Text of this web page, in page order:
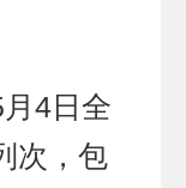
4日全
次，包